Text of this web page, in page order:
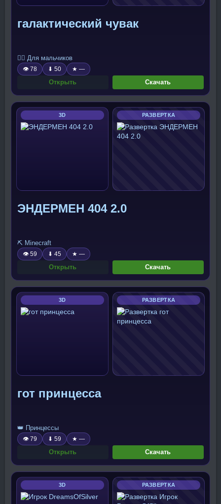
галактический чувак
🧍‍♂️ Для мальчиков
👁 78 ⬇ 50 ★ —
Открыть Скачать
3D РАЗВЕРТКА
ЭНДЕРМЕН 404 2.0
⛏️ Minecraft
👁 59 ⬇ 45 ★ —
Открыть Скачать
3D РАЗВЕРТКА
гот принцесса
👑 Принцессы
👁 79 ⬇ 59 ★ —
Открыть Скачать
3D РАЗВЕРТКА